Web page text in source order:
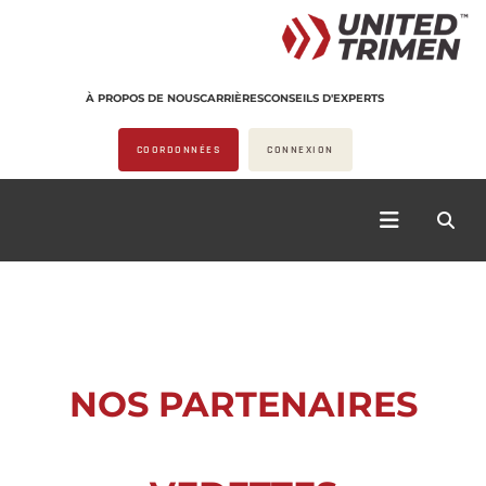
À PROPOS DE NOUSCARRIÈRESCONSEILS D'EXPERTS
COORDONNÉES CONNEXION
NOS PARTENAIRES